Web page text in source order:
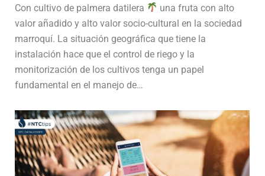
Con cultivo de palmera datilera
una fruta con alto
valor añadido y alto valor socio-cultural en la sociedad
marroquí. La situación geográfica que tiene la
instalación hace que el control de riego y la
monitorización de los cultivos tenga un papel
fundamental en el manejo de…